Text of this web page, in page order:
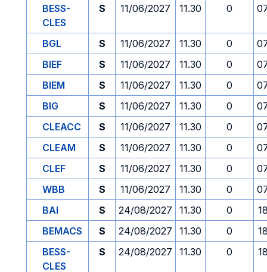
BESS-
CLES
S 11/06/2027 11.30 0
BGL S 11/06/2027 11.30 0
BIEF
S 11/06/2027 11.30 0
BIEM
S 11/06/2027 11.30 0
BIG
S 11/06/2027 11.30 0
CLEACC
S 11/06/2027 11.30 0
CLEAM
S 11/06/2027 11.30 0
CLEF
S 11/06/2027 11.30 0
WBB
S 11/06/2027 11.30 0
BAI
S 24/08/2027 11.30 0
BEMACS
S 24/08/2027 11.30 0
BESS-
CLES
S 24/08/2027 11.30 0